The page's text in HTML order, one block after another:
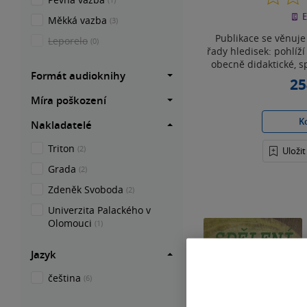
Publikace se
řady hledisek: pohlíží
obecně didaktické,
Měkká vazba (3)
Leporelo (0)
Formát audioknihy
Míra poškození
Nakladatelé
Triton (2)
Grada (2)
Zdeněk Svoboda (2)
Univerzita Palackého v
Olomouci (1)
Jazyk
čeština (6)